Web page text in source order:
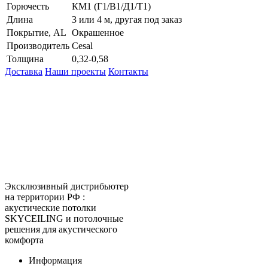
Горючесть
КМ1 (Г1/В1/Д1/Т1)
Длина
3 или 4 м, другая под заказ
Покрытие, AL Окрашенное
Производитель Cesal
Толщина
0,32-0,58
Доставка Наши проекты Контакты
Эксклюзивный дистрибьютер
на территории РФ :
акустические потолки
SKYCEILING и потолочные
решения для акустического
комфорта
Информация